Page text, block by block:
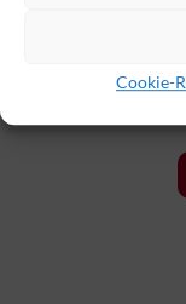
Cookie-
Der VSAV-
wirkungsvollen